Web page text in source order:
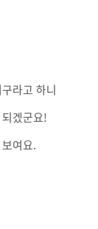
라고 하니
겠군요!
여요.